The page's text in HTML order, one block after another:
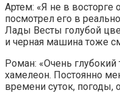
Артем: «Я не в восторге
посмотрел его в
Лады Весты голубой
и черная машина тоже
Роман: «Очень глубокий
хамелеон. Постоянно
времени суток, погоды,